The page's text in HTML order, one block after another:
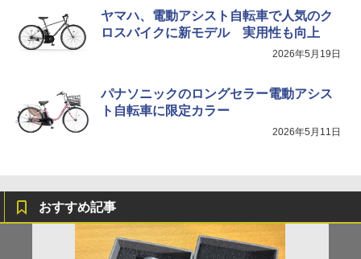
ヤマハ、電動アシスト自転車で人気のク
ロスバイクに新モデル 実用性も向上
2026年5月19日
パナソニックのロングセラー電動アシス
ト自転車に限定カラー
2026年5月11日
おすすめ記事